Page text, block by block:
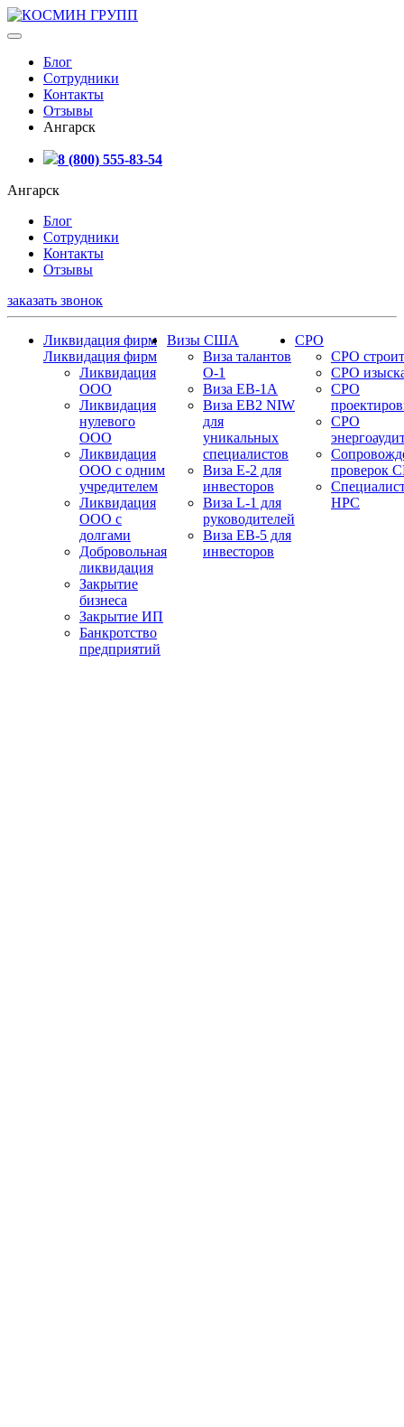
Блог
Сотрудники
Контакты
Отзывы
Ангарск
8 (800) 555-83-54
Ангарск
Блог
Сотрудники
Контакты
Отзывы
заказать звонок
Ликвидация фирм
Ликвидация фирм
Ликвидация
ООО
Ликвидация
нулевого
ООО
Ликвидация
ООО с одним
учредителем
Ликвидация
ООО с
долгами
Добровольная
ликвидация
Закрытие
бизнеса
Закрытие ИП
Банкротство
предприятий
Визы США
Виза талантов
О-1
Виза EB-1A
Виза EB2 NIW
для
уникальных
специалистов
Виза E-2 для
инвесторов
Виза L-1 для
руководителей
Виза EB-5 для
инвесторов
СРО
СРО
СРО
СРО
СРО
проверок
НРС